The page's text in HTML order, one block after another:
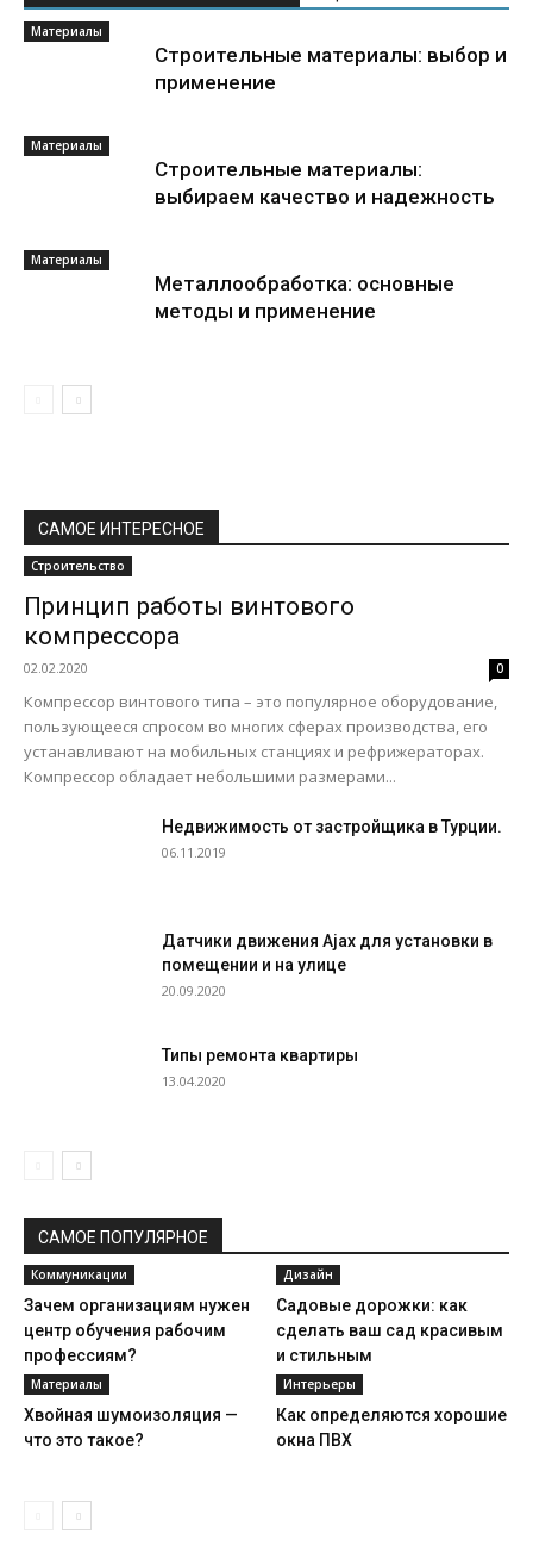
Материалы
Строительные материалы: выбор и
применение
Материалы
Строительные материалы:
выбираем качество и надежность
Материалы
Металлообработка: основные
методы и применение
САМОЕ ИНТЕРЕСНОЕ
Строительство
Принцип работы винтового
компрессора
02.02.2020 0
Компрессор винтового типа – это популярное оборудование,
пользующееся спросом во многих сферах производства, его
устанавливают на мобильных станциях и рефрижераторах.
Компрессор обладает небольшими размерами...
Недвижимость от застройщика в Турции.
06.11.2019
Датчики движения Ajax для установки в
помещении и на улице
20.09.2020
Типы ремонта квартиры
13.04.2020
САМОЕ ПОПУЛЯРНОЕ
Коммуникации
Зачем организациям нужен
центр обучения рабочим
профессиям?
Дизайн
Садовые дорожки: как
сделать ваш сад красивым
и стильным
Материалы
Хвойная шумоизоляция —
что это такое?
Интерьеры
Как определяются хорошие
окна ПВХ